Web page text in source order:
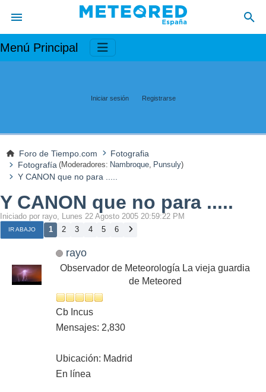
Menú Principal
Iniciar sesión Registrarse
Foro de Tiempo.com
Fotografia
Fotografía (Moderadores: Nambroque, Punsuly)
Y CANON que no para .....
Y CANON que no para .....
Iniciado por rayo, Lunes 22 Agosto 2005 20:59:22 PM
IR ABAJO 1 2 3 4 5 6
rayo
Observador de Meteorología La vieja guardia
de Meteored
Cb Incus
Mensajes: 2,830
Ubicación: Madrid
En línea